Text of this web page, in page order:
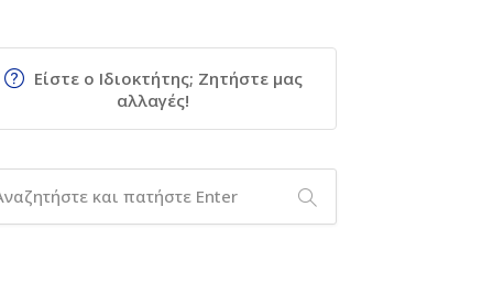
Είστε ο Ιδιοκτήτης; Ζητήστε μας
αλλαγές!